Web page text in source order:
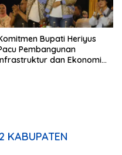
Bupati Heriyus
Pembangunan
dan Ekonomi
KABUPATEN